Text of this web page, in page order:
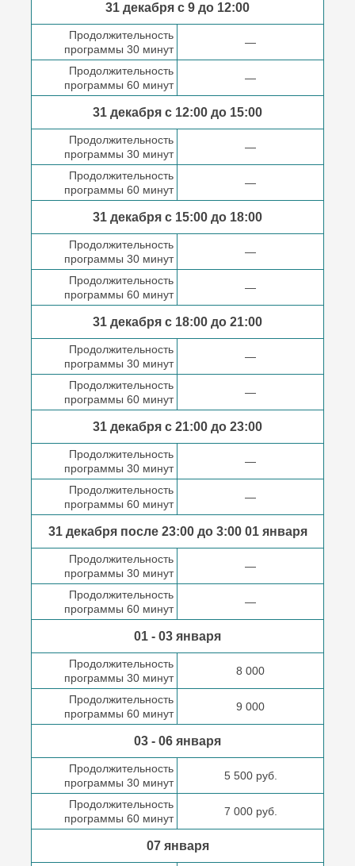
31 декабря с 9 до 12:00
Продолжительность
программы 30 минут
—
Продолжительность
программы 60 минут
—
31 декабря с 12:00 до 15:00
Продолжительность
программы 30 минут
—
Продолжительность
программы 60 минут
—
31 декабря с 15:00 до 18:00
Продолжительность
программы 30 минут
—
Продолжительность
программы 60 минут
—
31 декабря с 18:00 до 21:00
Продолжительность
программы 30 минут
—
Продолжительность
программы 60 минут
—
31 декабря с 21:00 до 23:00
Продолжительность
программы 30 минут
—
Продолжительность
программы 60 минут
—
31 декабря после23:00 до 3:0001 января
Продолжительность
программы 30 минут
—
Продолжительность
программы 60 минут
—
01 - 03 января
Продолжительность
программы 30 минут
8 000
Продолжительность
программы 60 минут
9 000
03 - 06 января
Продолжительность
программы 30 минут
5 500 руб.
Продолжительность
программы 60 минут
7 000 руб.
07 января